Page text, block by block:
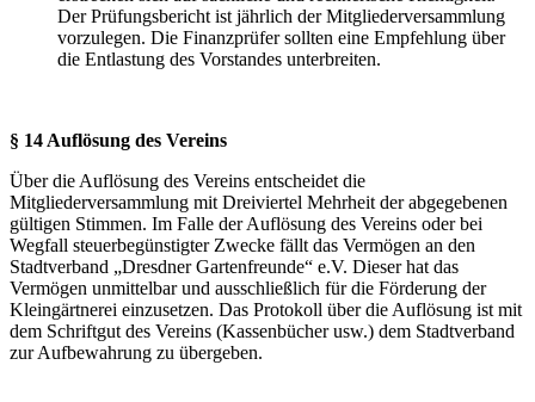
Der Prüfungsbericht ist jährlich der Mitgliederversammlung
vorzulegen. Die Finanzprüfer sollten eine Empfehlung über
die Entlastung des Vorstandes unterbreiten.
§ 14 Auflösung des Vereins
Über die Auflösung des Vereins entscheidet die
Mitgliederversammlung mit Dreiviertel Mehrheit der abgegebenen
gültigen Stimmen. Im Falle der Auflösung des Vereins oder bei
Wegfall steuerbegünstigter Zwecke fällt das Vermögen an den
Stadtverband „Dresdner Gartenfreunde“ e.V. Dieser hat das
Vermögen unmittelbar und ausschließlich für die Förderung der
Kleingärtnerei einzusetzen. Das Protokoll über die Auflösung ist mit
dem Schriftgut des Vereins (Kassenbücher usw.) dem Stadtverband
zur Aufbewahrung zu übergeben.